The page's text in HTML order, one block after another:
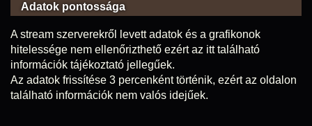
Adatok pontossága
A stream szerverekről levett adatok és a grafikonok
hitelessége nem ellenőrizthető ezért az itt található
információk tájékoztató jellegűek.
Az adatok frissítése 3 percenként történik, ezért az oldalon
található információk nem valós idejűek.